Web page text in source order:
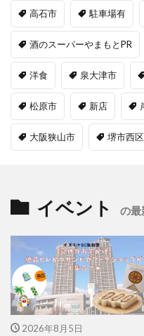
高石市 駐車場有
酒のスーパーやまもとPR
洋食 泉大津市
松原市 新店
大阪狭山市 堺市西区
イベント の最
2026年8月5日